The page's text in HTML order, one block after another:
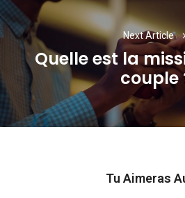
Next Article
Next
post:
Quelle est la
couple
Tu Aimeras